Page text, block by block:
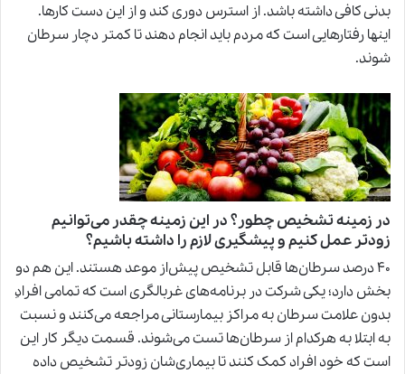
بدنی کافی داشته باشد. از استرس دوری کند و از این دست کارها.
اینها رفتارهایی است که مردم باید انجام دهند تا کمتر دچار سرطان
شوند.
در زمینه تشخیص چطور؟در این زمینه چقدر می‌توانیم
زودتر عمل کنیم و پیشگیری لازم را داشته باشیم؟
۴۰ درصد سرطان‌ها قابل تشخیص پیش‌از موعد هستند. این هم دو
بخش دارد؛ یکی شرکت در برنامه‌های غربالگری است که تمامی افرادِ
بدون علامت سرطان به مراکز بیمارستانی مراجعه می‌کنند و نسبت
به ابتلا به هرکدام از سرطان‌ها تست می‌شوند. قسمت دیگر کار این
است که خود افراد کمک کنند تا بیماری‌شان زودتر تشخیص داده